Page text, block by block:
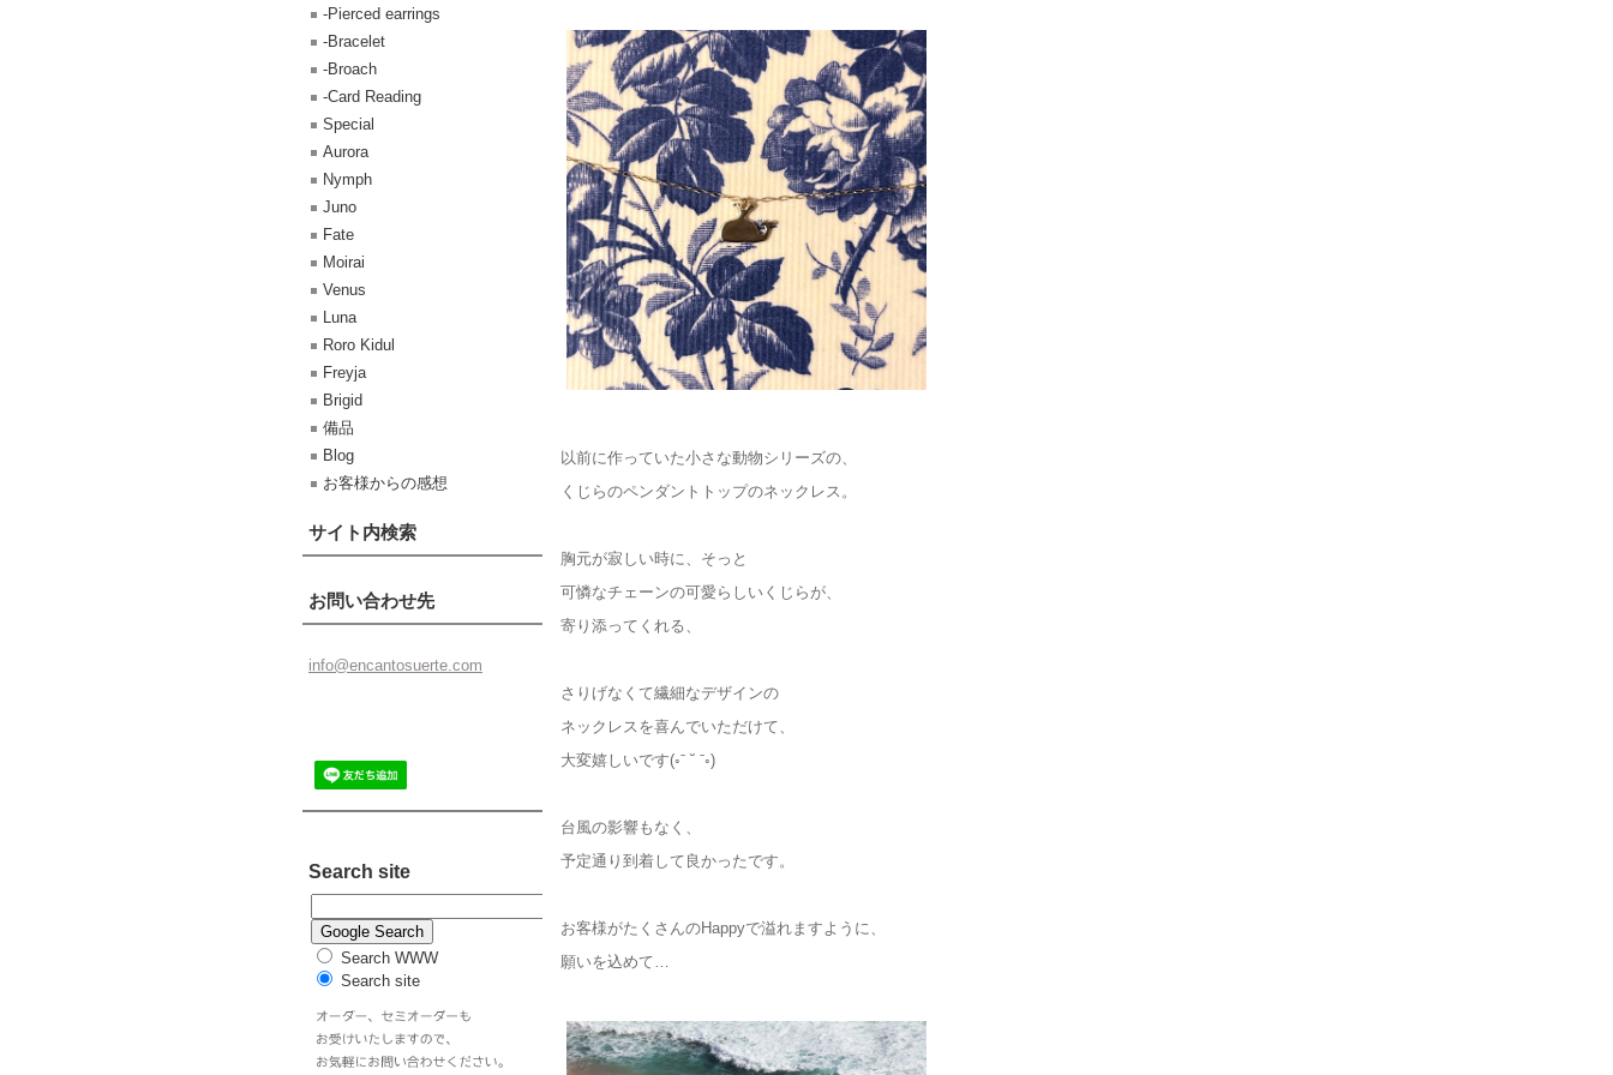
以前に作っていた小さな動物シリーズの、
くじらのペンダントトップのネックレス。
胸元が寂しい時に、そっと
可憐なチェーンの可愛らしいくじらが、
寄り添ってくれる、
さりげなくて繊細なデザインの
ネックレスを喜んでいただけて、
大変嬉しいです(◦ˉ ˘ ˉ◦)
台風の影響もなく、
予定通り到着して良かったです。
お客様がたくさんのHappyで溢れますように、
願いを込めて…
-Pierced earrings
-Bracelet
-Broach
-Card Reading
Special
Aurora
Nymph
Juno
Fate
Moirai
Venus
Luna
Roro Kidul
Freyja
Brigid
備品
Blog
お客様からの感想
サイト内検索
お問い合わせ先
info@encantosuerte.com
Search site
Search WWW
Search site